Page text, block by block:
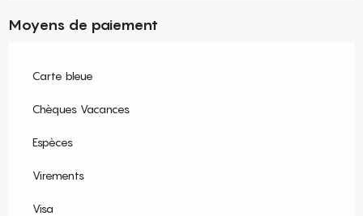
Moyens de paiement
Carte bleue
Chèques Vacances
Espèces
Virements
Visa